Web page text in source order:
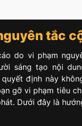
tắc
do vi phạm
sáng tạo nội
định này
gỡ vi phạm tiêu
Dưới đây là